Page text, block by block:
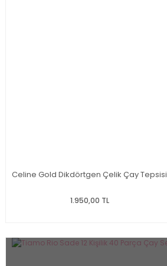
Celine Gold Dikdörtgen Çelik Çay Tepsisi
1.950,00 TL